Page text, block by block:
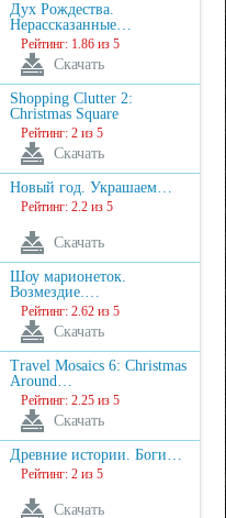
Дух Рождества.
Нерассказанные…
Рейтинг: 1.86 из 5
Скачать
Shopping Clutter 2:
Christmas Square
Рейтинг: 2 из 5
Скачать
Новый год. Украшаем…
Рейтинг: 2.2 из 5
Скачать
Шоу марионеток.
Возмездие.…
Рейтинг: 2.62 из 5
Скачать
Travel Mosaics 6: Christmas
Around…
Рейтинг: 2.25 из 5
Скачать
Древние истории. Боги…
Рейтинг: 2 из 5
Скачать